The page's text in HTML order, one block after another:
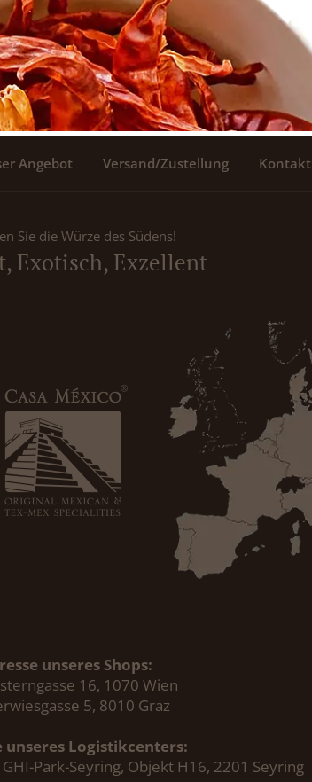
Angebot Versand/Zustellung Kontakt
Sie die Würze des Südens!
Exotisch, Exzellent
unseres Shops:
16, 1070 Wien
5, 8010 Graz
unseres Logistikcenters:
Park-Seyring, Objekt H16, 2201 Seyring